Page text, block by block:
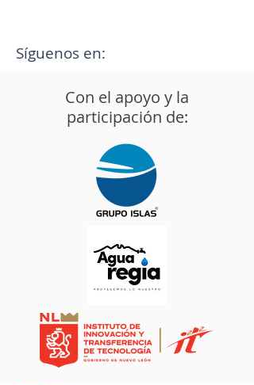
Síguenos en:
Con el apoyo y la
participación de: